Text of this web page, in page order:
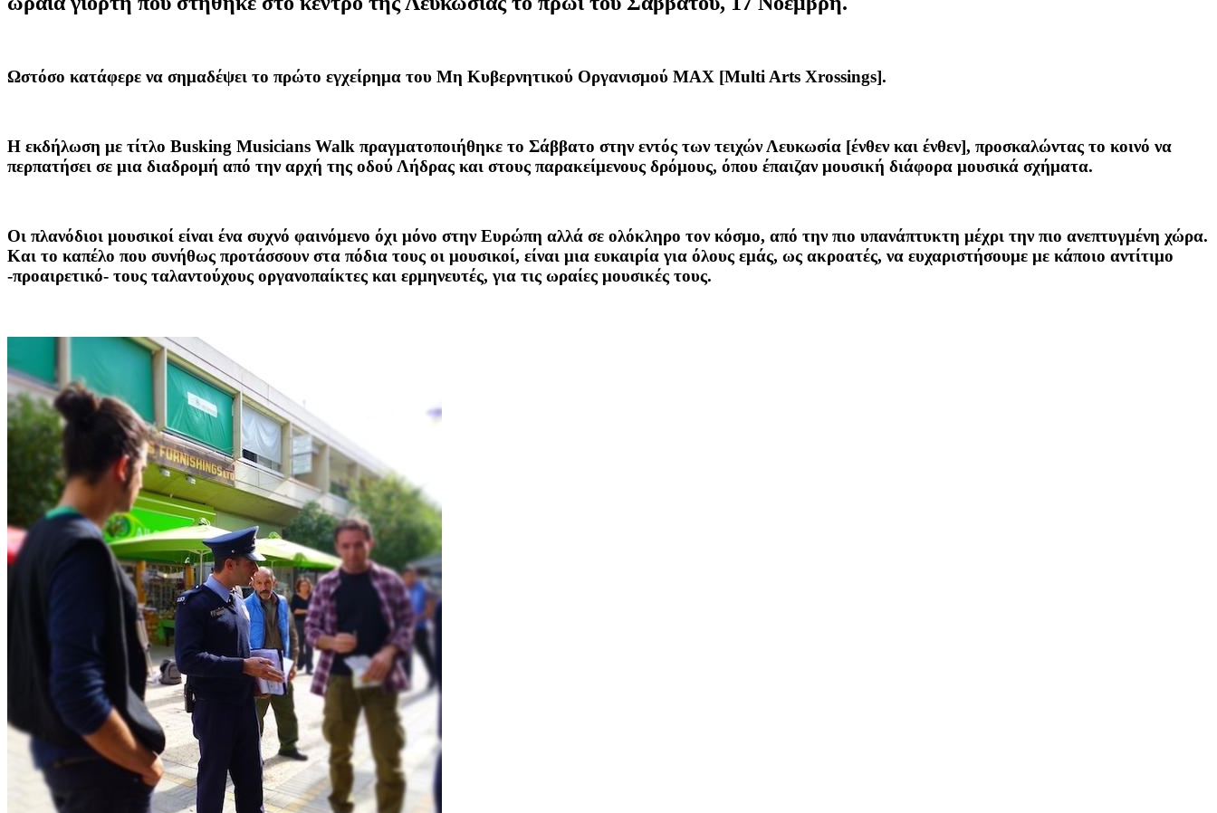
Ωστόσο κατάφερε να σημαδέψει το πρώτο εγχείρημα του Μη Κυβερνητικού Οργανισμού ΜΑΧ [Μulti Arts Xrossings].
H εκδήλωση με τίτλο Busking Musicians Walk πραγματοποιήθηκε το Σάββατο στην εντός των τειχών Λευκωσία [ένθεν και ένθεν], προσκαλώντας το κοινό να
περπατήσει σε μια διαδρομή από την αρχή της οδού Λήδρας και στους παρακείμενους δρόμους, όπου έπαιζαν μουσική διάφορα μουσικά σχήματα.
Οι πλανόδιοι μουσικοί είναι ένα συχνό φαινόμενο όχι μόνο στην Ευρώπη αλλά σε ολόκληρο τον κόσμο, από την πιο υπανάπτυκτη μέχρι την πιο ανεπτυγμένη χώρα.
Και το καπέλο που συνήθως προτάσσουν στα πόδια τους οι μουσικοί, είναι μια ευκαιρία για όλους εμάς, ως ακροατές, να ευχαριστήσουμε με κάποιο αντίτιμο
-προαιρετικό- τους ταλαντούχους οργανοπαίκτες και ερμηνευτές, για τις ωραίες μουσικές τους.